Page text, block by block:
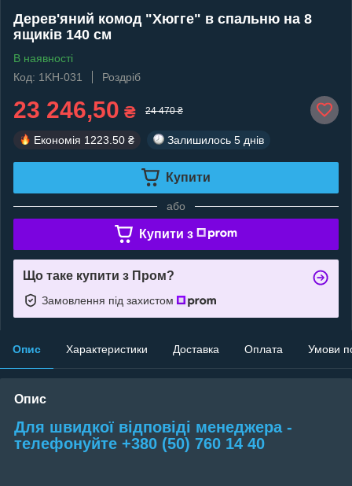
Дерев'яний комод "Хюгге" в спальню на 8
ящиків 140 см
В наявності
Код: 1KH-031
Роздріб
23 246,50 ₴ 24 470 ₴
Економія 1223.50 ₴ Залишилось 5 днів
Купити
або
Купити з
Що таке купити з Пром?
Замовлення під захистом
Опис Характеристики Доставка Оплата Умови
Опис
Для швидкої відповіді менеджера -
телефонуйте +380 (50) 760 14 40